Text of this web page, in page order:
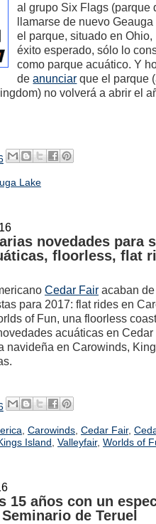
al grupo Six Flags (parque
llamarse de nuevo
el parque, situado en Ohio,
éxito esperado, sólo lo
como parque acuático. Y
deanunciar que el parque
no volverá a abrir el
Lake
novedades para
floorless, flat
Cedar Fairacaban
para 2017: flat rides en
of Fun, una floorless
acuáticas en Cedar
navideña en Carowinds,
, Carowinds, Cedar Fair,
Island , Valleyfair, Worlds of
15 años con un
de Teruel